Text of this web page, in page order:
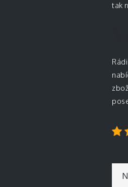
tak